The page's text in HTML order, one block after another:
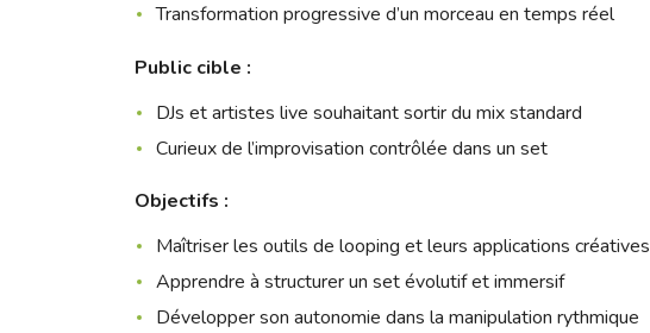
Transformation progressive d’un morceau en temps réel
Public cible :
DJs et artistes live souhaitant sortir du mix standard
Curieux de l’improvisation contrôlée dans un set
Objectifs :
Maîtriser les outils de looping et leurs applications créatives
Apprendre à structurer un set évolutif et immersif
Développer son autonomie dans la manipulation rythmique